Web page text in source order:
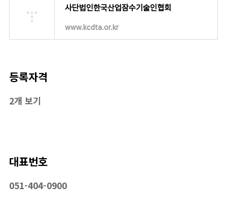
사단법인한국산업잠수기술인협회
www.kcdta.or.kr
등록자격
2개 보기
대표번호
051-404-0900